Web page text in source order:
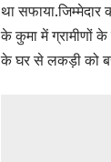
था
के कुमा में ग्रामीणों
के घर से लकड़ी को